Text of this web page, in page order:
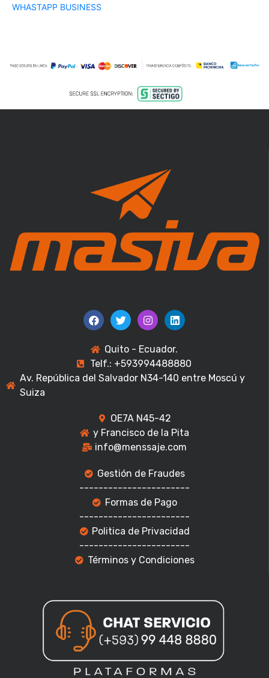
WHASTAPP BUSINESS
Quito - Ecuador.
Telf.: +593994488880
Av. República del Salvador N34-140 entre Moscú y
Suiza
OE7A N45-42
y Francisco de la Pita
info@menssaje.com
Gestión de Fraudes
-----------------------
Formas de Pago
-----------------------
Politica de Privacidad
-----------------------
Términos y Condiciones